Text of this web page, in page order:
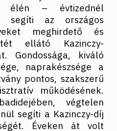
élén – évtizednél
segíti az országos
meghirdető és
ellátó Kazinczy-
Gondossága, kiváló
naprakészsége a
pontos, szakszerű
működésének.
végtelen
segíti a Kazinczy-díj
Éveken át volt